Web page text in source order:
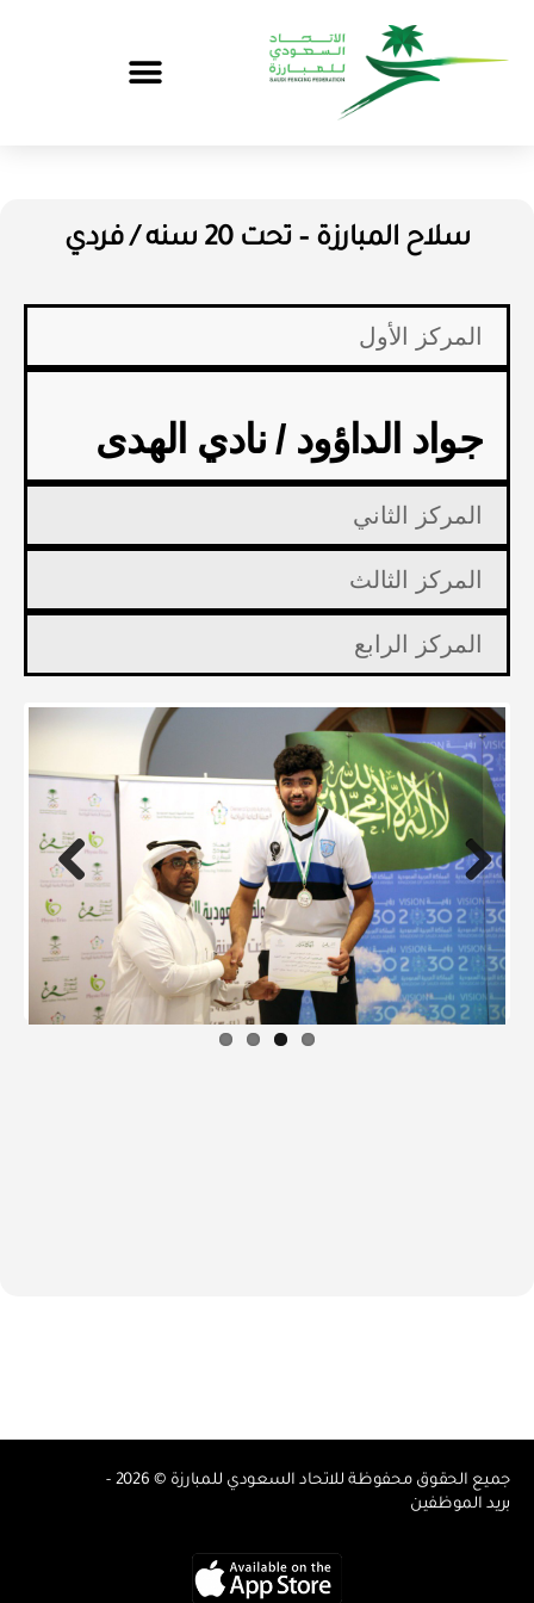
سلاح المبارزة – تحت 20 سنه / فردي
المركز الأول
جواد الداؤود / نادي الهدى
المركز الثاني
المركز الثالث
المركز الرابع
Previous Next
جميع الحقوق محفوظة للاتحاد السعودي للمبارزة © 2026 -
بريد الموظفين